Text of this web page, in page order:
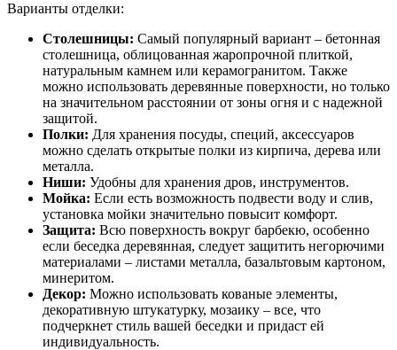
Варианты отделки:
Столешницы: Самый популярный вариант – бетонная
столешница, облицованная жаропрочной плиткой,
натуральным камнем или керамогранитом. Также
можно использовать деревянные поверхности, но только
на значительном расстоянии от зоны огня и с надежной
защитой.
Полки: Для хранения посуды, специй, аксессуаров
можно сделать открытые полки из кирпича, дерева или
металла.
Ниши: Удобны для хранения дров, инструментов.
Мойка: Если есть возможность подвести воду и слив,
установка мойки значительно повысит комфорт.
Защита: Всю поверхность вокруг барбекю, особенно
если беседка деревянная, следует защитить негорючими
материалами – листами металла, базальтовым картоном,
минеритом.
Декор: Можно использовать кованые элементы,
декоративную штукатурку, мозаику – все, что
подчеркнет стиль вашей беседки и придаст ей
индивидуальность.